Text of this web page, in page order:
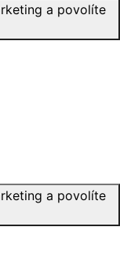
a povolíte
a povolíte